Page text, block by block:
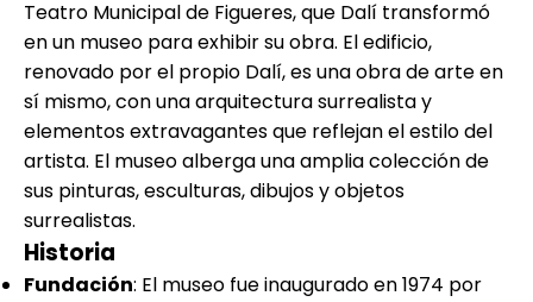
Teatro Municipal de Figueres, que Dalí transformó
en un museo para exhibir su obra. El edificio,
renovado por el propio Dalí, es una obra de arte en
sí mismo, con una arquitectura surrealista y
elementos extravagantes que reflejan el estilo del
artista. El museo alberga una amplia colección de
sus pinturas, esculturas, dibujos y objetos
surrealistas.
Historia
Fundación: El museo fue inaugurado en 1974 por